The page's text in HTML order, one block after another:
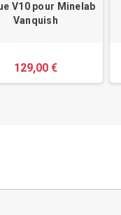
V10 pour Minelab
Vanquish
129,00 €